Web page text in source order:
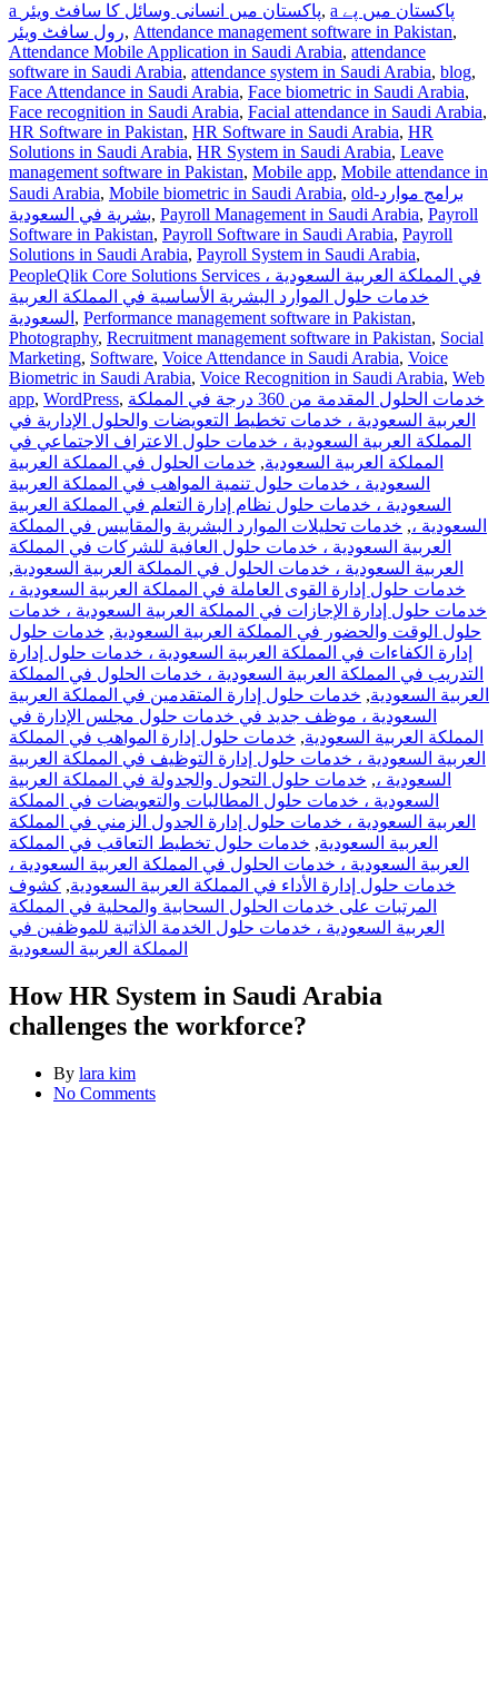
a پاکستان میں انسانی وسائل کا سافٹ ویئر, a پاکستان میں پے
رول سافٹ ویئر, Attendance management software in Pakistan,
Attendance Mobile Application in Saudi Arabia, attendance
software in Saudi Arabia, attendance system in Saudi Arabia, blog,
Face Attendance in Saudi Arabia, Face biometric in Saudi Arabia,
Face recognition in Saudi Arabia, Facial attendance in Saudi Arabia,
HR Software in Pakistan, HR Software in Saudi Arabia, HR
Solutions in Saudi Arabia, HR System in Saudi Arabia, Leave
management software in Pakistan, Mobile app, Mobile attendance in
Saudi Arabia, Mobile biometric in Saudi Arabia, old-برامج موارد
بشرية في السعودية, Payroll Management in Saudi Arabia, Payroll
Software in Pakistan, Payroll Software in Saudi Arabia, Payroll
Solutions in Saudi Arabia, Payroll System in Saudi Arabia,
PeopleQlik Core Solutions Services في المملكة العربية السعودية ،
خدمات حلول الموارد البشرية الأساسية في المملكة العربية
السعودية , Performance management software in Pakistan,
Photography, Recruitment management software in Pakistan, Social
Marketing, Software, Voice Attendance in Saudi Arabia, Voice
Biometric in Saudi Arabia, Voice Recognition in Saudi Arabia, Web
app, WordPress, خدمات الحلول المقدمة من 360 درجة في المملكة
العربية السعودية ، خدمات تخطيط التعويضات والحلول الإدارية في
المملكة العربية السعودية ، خدمات حلول الاعتراف الاجتماعي في
المملكة العربية السعودية, خدمات الحلول في المملكة العربية
السعودية ، خدمات حلول تنمية المواهب في المملكة العربية
السعودية ، خدمات حلول نظام إدارة التعلم في المملكة العربية
السعودية ،, خدمات تحليلات الموارد البشرية والمقاييس في المملكة
العربية السعودية ، خدمات حلول العافية للشركات في المملكة
العربية السعودية ، خدمات الحلول في المملكة العربية السعودية,
خدمات حلول إدارة القوى العاملة في المملكة العربية السعودية ،
خدمات حلول إدارة الإجازات في المملكة العربية السعودية ، خدمات
حلول الوقت والحضور في المملكة العربية السعودية, خدمات حلول
إدارة الكفاءات في المملكة العربية السعودية ، خدمات حلول إدارة
التدريب في المملكة العربية السعودية ، خدمات الحلول في المملكة
العربية السعودية, خدمات حلول إدارة المتقدمين في المملكة العربية
السعودية ، موظف جديد في خدمات حلول مجلس الإدارة في
المملكة العربية السعودية, خدمات حلول إدارة المواهب في المملكة
العربية السعودية ، خدمات حلول إدارة التوظيف في المملكة العربية
السعودية ،, خدمات حلول التحول والجدولة في المملكة العربية
السعودية ، خدمات حلول المطالبات والتعويضات في المملكة
العربية السعودية ، خدمات حلول إدارة الجدول الزمني في المملكة
العربية السعودية, خدمات حلول تخطيط التعاقب في المملكة
العربية السعودية ، خدمات الحلول في المملكة العربية السعودية ،
خدمات حلول إدارة الأداء في المملكة العربية السعودية, كشوف
المرتبات على خدمات الحلول السحابية والمحلية في المملكة
العربية السعودية ، خدمات حلول الخدمة الذاتية للموظفين في
المملكة العربية السعودية
How HR System in Saudi Arabia
challenges the workforce?
By lara kim
No Comments